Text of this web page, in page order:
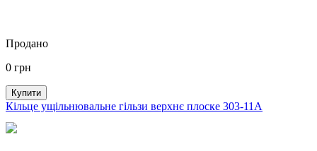
Продано
0 грн
Купити
Кільце ущільнювальне гільзи верхнє плоске 303-11А